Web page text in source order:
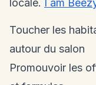
Toucher les
autour du salon
Promouvoir les